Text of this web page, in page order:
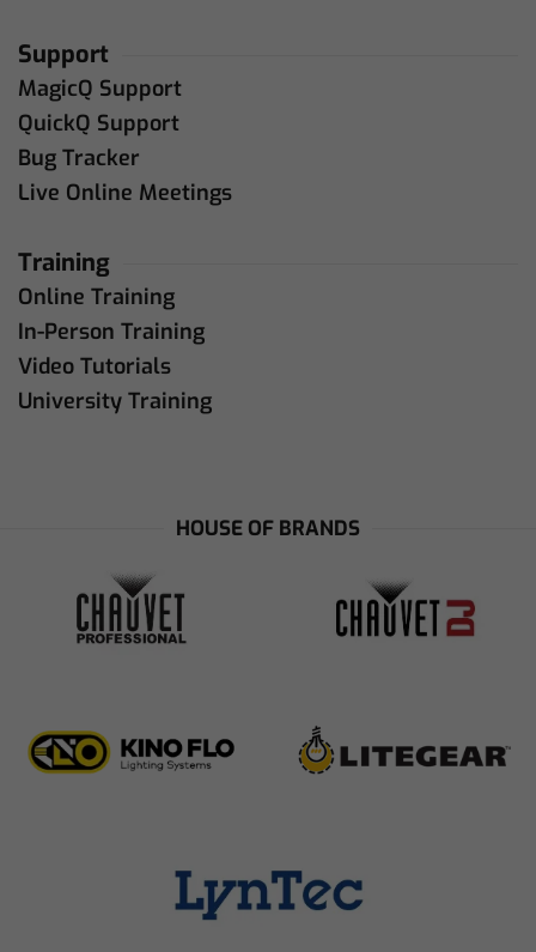
Support
MagicQ Support
QuickQ Support
Bug Tracker
Live Online Meetings
Training
Online Training
In-Person Training
Video Tutorials
University Training
HOUSE OF BRANDS